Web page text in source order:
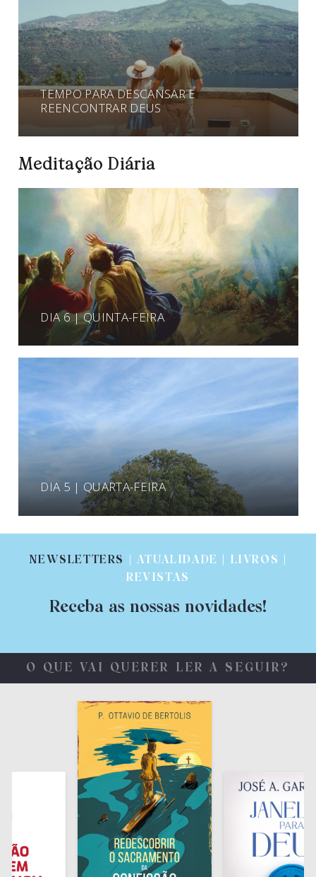
TEMPO PARA DESCANSAR E
REENCONTRAR DEUS
Meditação Diária
DIA 6 | QUINTA-FEIRA
DIA 5 | QUARTA-FEIRA
NEWSLETTERS
| ATUALIDADE | LIVROS |
REVISTAS
Receba as nossas novidades!
O QUE VAI QUERER LER A SEGUIR?